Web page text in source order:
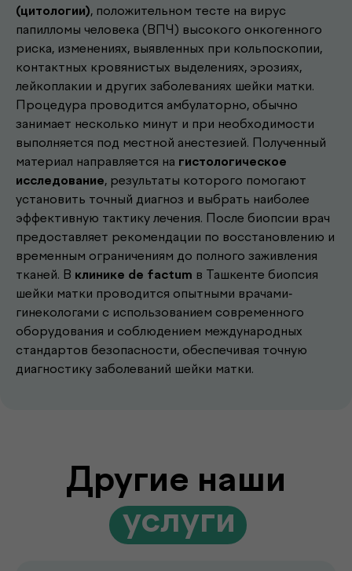
(цитологии), положительном тесте на вирус
папилломы человека (ВПЧ) высокого онкогенного
риска, изменениях, выявленных при кольпоскопии,
контактных кровянистых выделениях, эрозиях,
лейкоплакии и других заболеваниях шейки матки.
Процедура проводится амбулаторно, обычно
занимает несколько минут и при необходимости
выполняется под местной анестезией. Полученный
материал направляется на гистологическое
исследование, результаты которого помогают
установить точный диагноз и выбрать наиболее
эффективную тактику лечения. После биопсии врач
предоставляет рекомендации по восстановлению и
временным ограничениям до полного заживления
тканей. В клинике de factum в Ташкенте биопсия
шейки матки проводится опытными врачами-
гинекологами с использованием современного
оборудования и соблюдением международных
стандартов безопасности, обеспечивая точную
диагностику заболеваний шейки матки.
Другие наши
.услуги
Записаться к врачу
Выберите удобное время и получите
консультацию опытного врача